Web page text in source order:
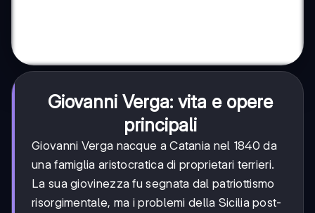
Giovanni Verga: vita e opere
principali
Giovanni Verga nacque a Catania nel 1840 da
una famiglia aristocratica di proprietari terrieri.
La sua giovinezza fu segnata dal patriottismo
risorgimentale, ma i problemi della Sicilia post-